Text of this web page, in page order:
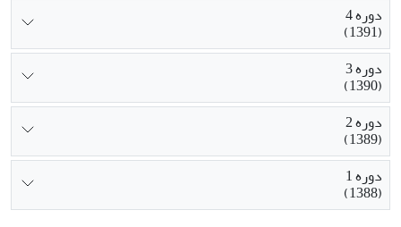
دوره 4
(1391)
دوره 3
(1390)
دوره 2
(1389)
دوره 1
(1388)